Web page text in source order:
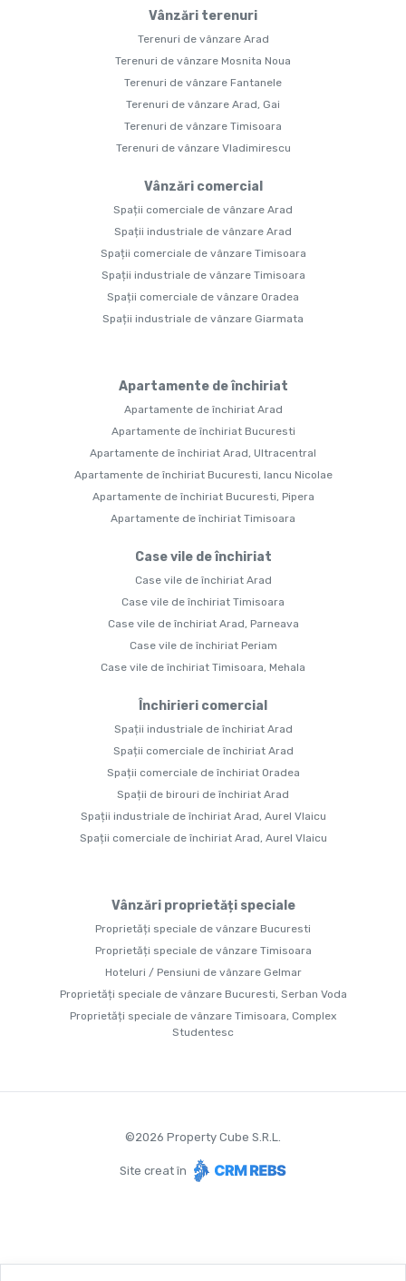
Vânzări terenuri
Terenuri de vânzare Arad
Terenuri de vânzare Mosnita Noua
Terenuri de vânzare Fantanele
Terenuri de vânzare Arad, Gai
Terenuri de vânzare Timisoara
Terenuri de vânzare Vladimirescu
Vânzări comercial
Spații comerciale de vânzare Arad
Spații industriale de vânzare Arad
Spații comerciale de vânzare Timisoara
Spații industriale de vânzare Timisoara
Spații comerciale de vânzare Oradea
Spații industriale de vânzare Giarmata
Apartamente de închiriat
Apartamente de închiriat Arad
Apartamente de închiriat Bucuresti
Apartamente de închiriat Arad, Ultracentral
Apartamente de închiriat Bucuresti, Iancu Nicolae
Apartamente de închiriat Bucuresti, Pipera
Apartamente de închiriat Timisoara
Case vile de închiriat
Case vile de închiriat Arad
Case vile de închiriat Timisoara
Case vile de închiriat Arad, Parneava
Case vile de închiriat Periam
Case vile de închiriat Timisoara, Mehala
Închirieri comercial
Spații industriale de închiriat Arad
Spații comerciale de închiriat Arad
Spații comerciale de închiriat Oradea
Spații de birouri de închiriat Arad
Spații industriale de închiriat Arad, Aurel Vlaicu
Spații comerciale de închiriat Arad, Aurel Vlaicu
Vânzări proprietăți speciale
Proprietăți speciale de vânzare Bucuresti
Proprietăți speciale de vânzare Timisoara
Hoteluri / Pensiuni de vânzare Gelmar
Proprietăți speciale de vânzare Bucuresti, Serban Voda
Proprietăți speciale de vânzare Timisoara, Complex
Studentesc
©2026 Property Cube S.R.L.
Site creat în